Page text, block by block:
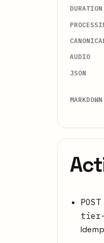
AUDIO
JSON
MARKDOWN
tier-